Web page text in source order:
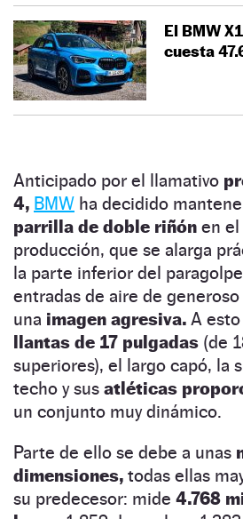
El BMW
cuesta
Anticipado por el llamativo
4, BMW ha decidido
parrilla de doble riñón en
producción, que se alarga
la parte inferior del
entradas de aire de
una imagen agresiva. A
llantas de 17 pulgadas (de
superiores), el largo capó, la
techo y sus atléticas
un conjunto muy dinámico.
Parte de ello se debe a unas
dimensiones, todas ellas
su predecesor: mide 4.768